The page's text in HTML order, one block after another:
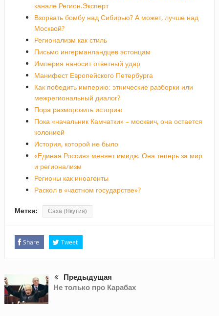
канале Регион.Эксперт
Взорвать бомбу над Сибирью? А может, лучше над
Москвой?
Регионализм как стиль
Письмо ингерманландцев эстонцам
Империя наносит ответный удар
Манифест Европейского Петербурга
Как победить империю: этнические разборки или
межрегиональный диалог?
Пора разморозить историю
Пока «начальник Камчатки» – москвич, она остается
колонией
История, которой не было
«Единая Россия» меняет имидж. Она теперь за мир
и регионализм
Регионы как иноагенты
Раскол в «частном государстве»?
Метки: Саха (Якутия)
Share Tweet
Предыдущая
Не только про Карабах